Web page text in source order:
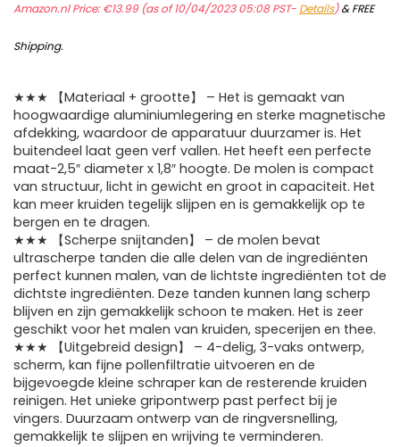
Amazon.nl Price:€13.99(as of 10/04/2023 05:08 PST- Details)&FREE
Shipping.
★★★ 【Materiaal + grootte】 – Het is gemaakt van
hoogwaardige aluminiumlegering en sterke magnetische
afdekking, waardoor de apparatuur duurzamer is. Het
buitendeel laat geen verf vallen. Het heeft een perfecte
maat-2,5″ diameter x 1,8″ hoogte. De molen is compact
van structuur, licht in gewicht en groot in capaciteit. Het
kan meer kruiden tegelijk slijpen en is gemakkelijk op te
bergen en te dragen.
★★★ 【Scherpe snijtanden】 – de molen bevat
ultrascherpe tanden die alle delen van de ingrediënten
perfect kunnen malen, van de lichtste ingrediënten tot de
dichtste ingrediënten. Deze tanden kunnen lang scherp
blijven en zijn gemakkelijk schoon te maken. Het is zeer
geschikt voor het malen van kruiden, specerijen en thee.
★★★ 【Uitgebreid design】 – 4-delig, 3-vaks ontwerp,
scherm, kan fijne pollenfiltratie uitvoeren en de
bijgevoegde kleine schraper kan de resterende kruiden
reinigen. Het unieke gripontwerp past perfect bij je
vingers. Duurzaam ontwerp van de ringversnelling,
gemakkelijk te slijpen en wrijving te verminderen.